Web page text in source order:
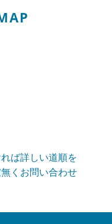
でとなりますご不便
下さい。
別のお引き立てをい
ば詳しい道順を
くお問い合わせ